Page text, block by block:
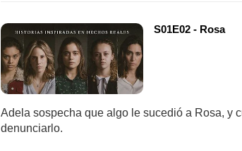
S01E02 - Rosa
Adela sospecha que algo le sucedió a Rosa, y
denunciarlo.